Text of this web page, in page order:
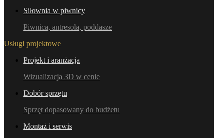
Siłownia w piwnicy
Piwnica, antresola, poddasze
Usługi projektowe
Projekt i aranżacja
Wizualizacja 3D w cenie
Dobór sprzętu
Sprzęt dopasowany do budżetu
Montaż i serwis